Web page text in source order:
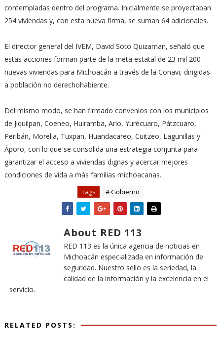
contempladas dentro del programa. Inicialmente se proyectaban
254 viviendas y, con esta nueva firma, se suman 64 adicionales.
El director general del IVEM, David Soto Quizaman, señaló que
estas acciones forman parte de la meta estatal de 23 mil 200
nuevas viviendas para Michoacán a través de la Conavi, dirigidas
a población no derechohabiente.
Del mismo modo, se han firmado convenios con los municipios
de Jiquilpan, Coeneo, Huiramba, Ario, Yurécuaro, Pátzcuaro,
Peribán, Morelia, Tuxpan, Huandacareo, Cuitzeo, Lagunillas y
Áporo, con lo que se consolida una estrategia conjunta para
garantizar el acceso a viviendas dignas y acercar mejores
condiciones de vida a más familias michoacanas.
Tags # Gobierno
About RED 113
RED 113 es la única agencia de noticias en
Michoacán especializada en información de
seguridad. Nuestro sello es la seriedad, la
calidad de la información y la excelencia en el
servicio.
RELATED POSTS: